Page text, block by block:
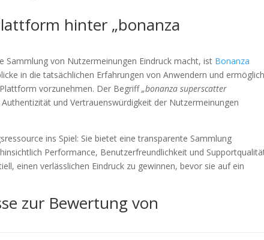
hinter „bonanza
von Nutzermeinungen Eindruck macht, ist Bonanza
in die tatsächlichen Erfahrungen von Anwendern und
vorzunehmen. Der Begriff„bonanza superscatter
und Vertrauenswürdigkeit der Nutzermeinungen
ins Spiel: Sie bietet eine transparente Sammlung
Performance, Benutzerfreundlichkeit und
einen verlässlichen Eindruck zu gewinnen, bevor sie auf ein
zur Bewertung von